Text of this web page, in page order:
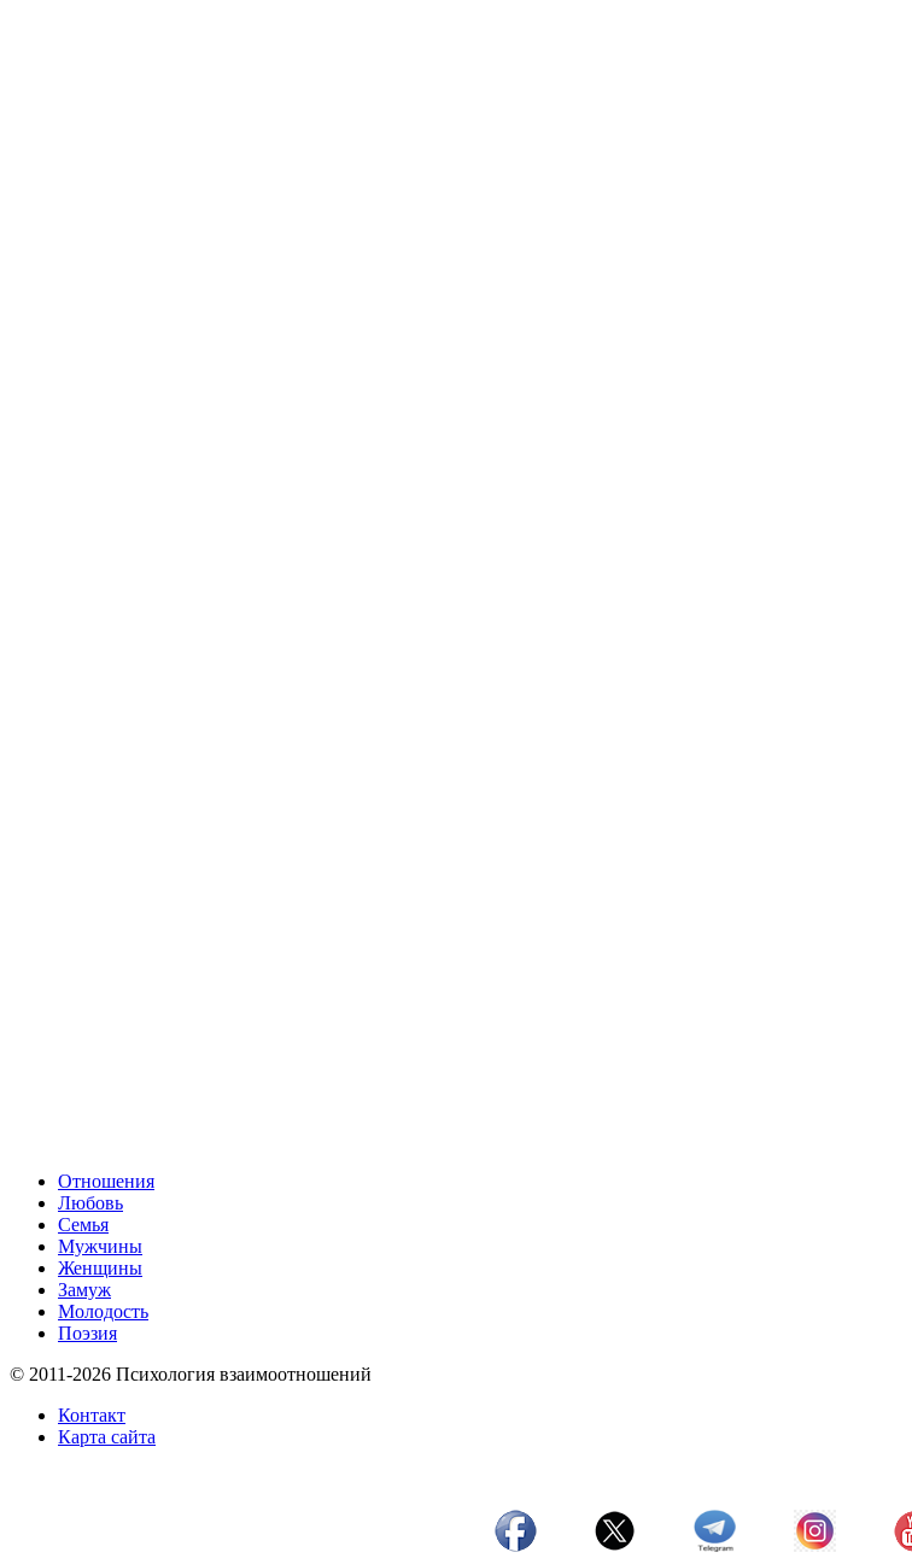
Отношения
Любовь
Семья
Мужчины
Женщины
Замуж
Молодость
Поэзия
© 2011-2026 Психология взаимоотношений
Контакт
Карта сайта